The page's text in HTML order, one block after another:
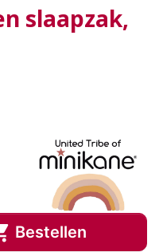
slaapzak,
Bestellen